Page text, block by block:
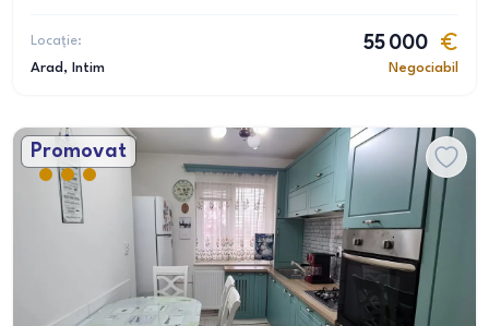
Locație:
Arad , Intim
55 000
Negociabil
Promovat